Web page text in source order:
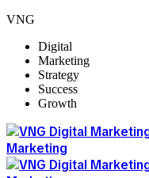
VNG
Digital
Marketing
Strategy
Success
Growth